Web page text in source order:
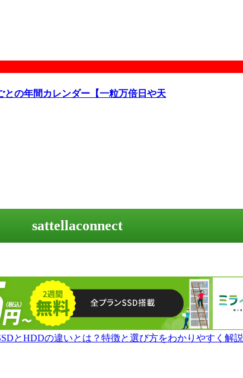
との年間カレンダー【一粒万倍日や天
sattellaconnect
とHDDの違いとは？特徴と選び方をわかりやすく解説